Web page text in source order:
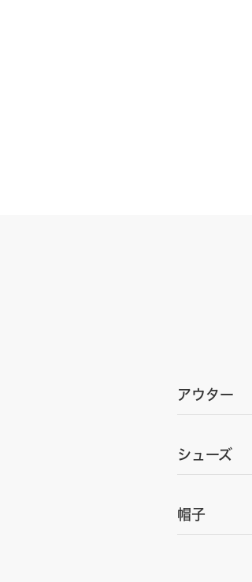
アウター
シューズ
帽子